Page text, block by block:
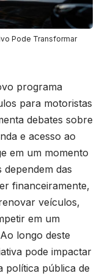
Pode Transformar
programa
para motoristas
debates sobre
e acesso ao
em um momento
das
financeiramente,
veículos,
em um
longo deste
pode impactar
política pública de